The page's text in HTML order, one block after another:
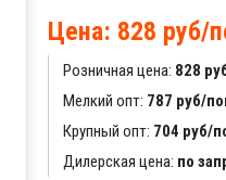
Цена: 828 руб/
Розничная цена: 828
Мелкий опт: 787 руб/
Крупный опт: 704 руб/
Дилерская цена: по